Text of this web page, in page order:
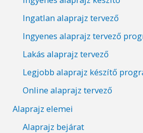
Ingatlan alaprajz tervező
Ingyenes alaprajz tervező
Lakás alaprajz tervező
Legjobb alaprajz készítő
Online alaprajz tervező
Alaprajz elemei
Alaprajz bejárat